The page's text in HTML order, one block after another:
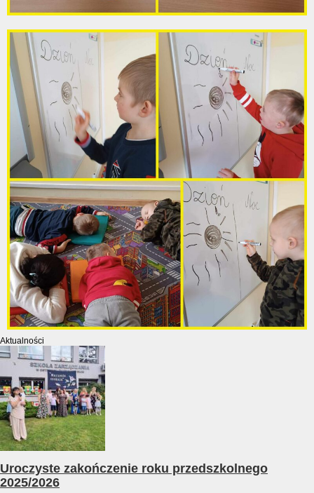
Aktualności
Uroczyste zakończenie roku przedszkolnego
2025/2026